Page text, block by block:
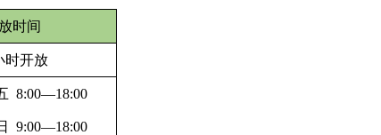
时间
时开放
8:00—18:00
9:00—18:00